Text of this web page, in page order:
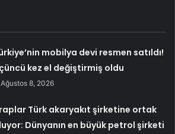
mobilya devi resmen satıldı!
kez el değiştirmiş oldu
Ağustos 8, 2026
Türk akaryakıt şirketine ortak
Dünyanın en büyük petrol şirketi